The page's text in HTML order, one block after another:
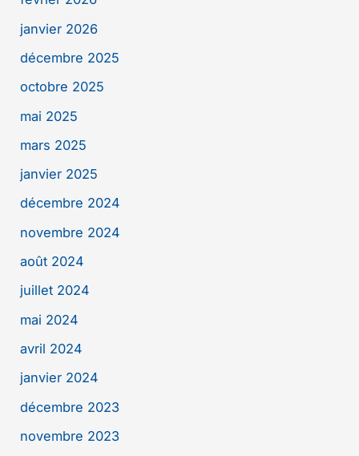
janvier 2026
décembre 2025
octobre 2025
mai 2025
mars 2025
janvier 2025
décembre 2024
novembre 2024
août 2024
juillet 2024
mai 2024
avril 2024
janvier 2024
décembre 2023
novembre 2023